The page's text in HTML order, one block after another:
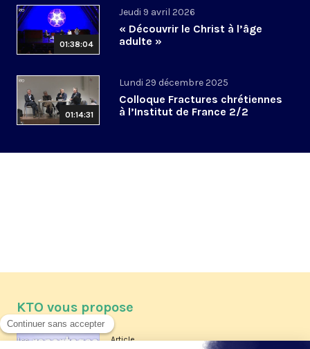
01:38:04
Jeudi 9 avril 2026
« Découvrir le Christ à l’âge
adulte »
01:14:31
Lundi 29 décembre 2025
Colloque Fractures chrétiennes
à l’Institut de France 2/2
KTO vous propose
Article